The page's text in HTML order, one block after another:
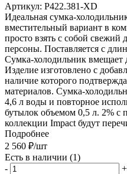
Артикул: P422.381-XD
Идеальная сумка-
вместительный вариант в
просто взять с собой
персоны. Поставляется с
Сумка-холодильник
Изделие изготовлено с
наличие которого
материалов. Сумка-
4,6 л воды и повторное
бутылок объемом 0,5 л. 2% с
коллекции Impact будут
Подробнее
2 560 ₽/шт
Есть в наличии (1)
-
+